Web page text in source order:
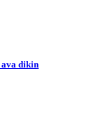
dikin